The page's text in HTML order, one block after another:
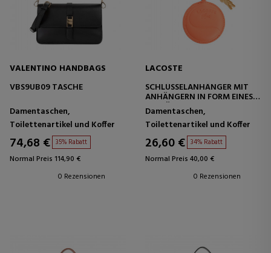
VALENTINO HANDBAGS
VBS9UB09 TASCHE
Damentaschen,
Toilettenartikel und Koffer
74,68 € 35% Rabatt
Normal Preis 114,90 €
0 Rezensionen
LACOSTE
SCHLÜSSELANHÄNGER MIT
ANHÄNGERN IN FORM EINES
SCHLÄGERS, EINES SPIEGELS,
EINES KROKODILS UND EINES L
Damentaschen,
Toilettenartikel und Koffer
26,60 € 34% Rabatt
Normal Preis 40,00 €
0 Rezensionen